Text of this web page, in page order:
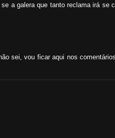
a galera que tanto reclama irá se
sei, vou ficar aqui nos